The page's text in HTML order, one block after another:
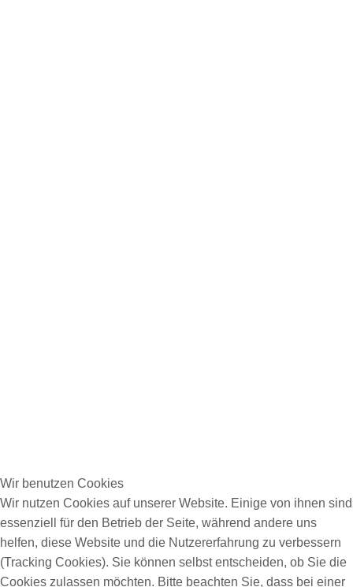
Wir benutzen Cookies
Wir nutzen Cookies auf unserer Website. Einige von ihnen sind
essenziell für den Betrieb der Seite, während andere uns
helfen, diese Website und die Nutzererfahrung zu verbessern
(Tracking Cookies). Sie können selbst entscheiden, ob Sie die
Cookies zulassen möchten. Bitte beachten Sie, dass bei einer